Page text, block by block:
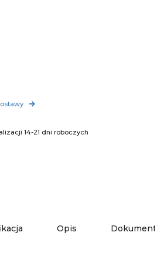
14-21 dni roboczych
Opis Dokumenty